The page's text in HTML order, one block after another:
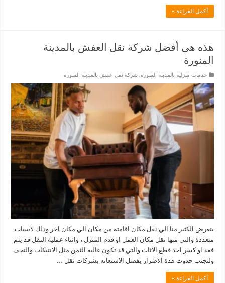
أكمل القراءة »
هذه هى أفضل شركة نقل العفش بالمدينة
المنورة
خدمات منزلية بالمدينة المنورة,شركة نقل عفش بالمدينة المنورة
يتعرض الكثير منا الي نقل مكان اقامته من مكان الي مكان اخر وذلك لاسباب
متعددة والتي منها نقل مكان العمل او قدم المنزل ، واثناء عملية النقل قد يتم
فقد او كسر احد قطع الاثاث والتي قد تكون غالية الثمن مثل الانتيكات والنجف
ولتجنب حدوث هذة الاضرار يفضل الاستعانه بشركات نقل …
أكمل القراءة »